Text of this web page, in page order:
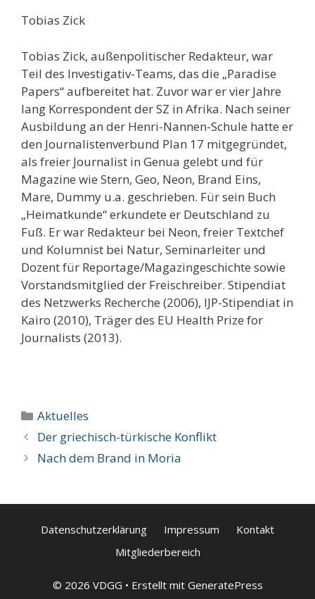
Tobias Zick
Tobias Zick, außenpolitischer Redakteur, war
Teil des Investigativ-Teams, das die „Paradise
Papers“ aufbereitet hat. Zuvor war er vier Jahre
lang Korrespondent der SZ in Afrika. Nach seiner
Ausbildung an der Henri-Nannen-Schule hatte er
den Journalistenverbund Plan 17 mitgegründet,
als freier Journalist in Genua gelebt und für
Magazine wie Stern, Geo, Neon, Brand Eins,
Mare, Dummy u.a. geschrieben. Für sein Buch
„Heimatkunde“ erkundete er Deutschland zu
Fuß. Er war Redakteur bei Neon, freier Textchef
und Kolumnist bei Natur, Seminarleiter und
Dozent für Reportage/Magazingeschichte sowie
Vorstandsmitglied der Freischreiber. Stipendiat
des Netzwerks Recherche (2006), IJP-Stipendiat in
Kairo (2010), Träger des EU Health Prize for
Journalists (2013).
Kategorien
Aktuelles
Der griechisch-türkische Konflikt
Nach dem Brand in Moria
Datenschutzerklärung Impressum
Kontakt
Mitgliederbereich
© 2026 VDGG • Erstellt mit GeneratePress